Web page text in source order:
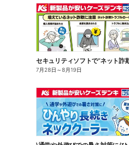
7月28日 ～8月19日